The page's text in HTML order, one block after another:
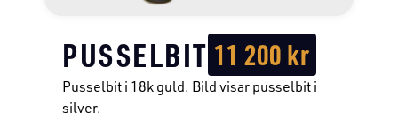
PUSSELBIT 11 200kr
Pusselbit i 18k guld. Bild visar pusselbit i
silver.